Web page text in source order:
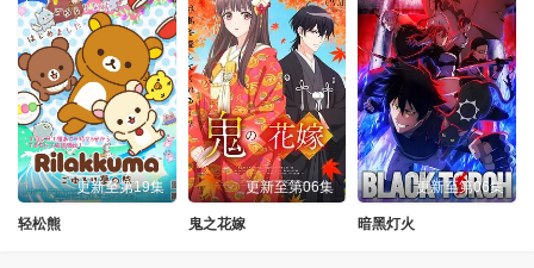
更新至第19集
轻松熊
更新至第06集
鬼之花嫁
更新至第06集
暗黑灯火